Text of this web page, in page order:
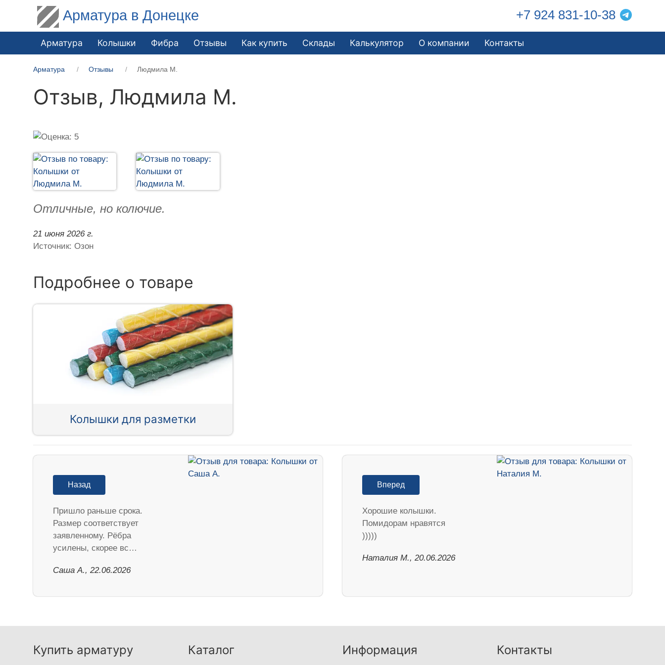
Арматура в Донецке +7 924 831-10-38
Арматура Колышки Фибра Отзывы Как купить Склады Калькулятор О компании Контакты
Арматура Отзывы Людмила М.
Отзыв, Людмила М.
Отличные, но колючие.
21 июня 2026 г.
Источник: Озон
Подробнее о товаре
Колышки для разметки
Назад
Пришло раньше срока.
Размер соответствует
заявленному. Рёбра
усилены, скорее вс…
Саша А., 22.06.2026
Вперед
Хорошие колышки.
Помидорам нравятся
)))))
Наталия М., 20.06.2026
Купить арматуру Каталог Информация Контакты